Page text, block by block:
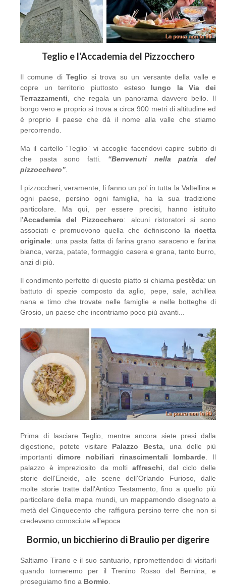
Teglio e l'Accademia del Pizzocchero
Il comune diTeglio si trova su un versante della valle e
copre un territorio piuttosto esteso lungo la Via dei
Terrazzamenti, che regala un panorama davvero bello. Il
borgo vero e proprio si trova a circa 900 metri di altitudine ed
è proprio il paese che dà il nome alla valle che stiamo
percorrendo.
Ma il cartello “Teglio” vi accoglie facendovi capire subito di
che pasta sono fatti. “Benvenuti nella patria del
pizzocchero”.
I pizzoccheri, veramente, li fanno un po' in tutta la Valtellina e
ogni paese, persino ogni famiglia, ha la sua tradizione
particolare. Ma qui, per essere precisi, hanno istituito
l'Accademia del Pizzocchero: alcuni ristoratori si sono
associati e promuovono quella che definisconola ricetta
originale: una pasta fatta di farina grano saraceno e farina
bianca, verza, patate, formaggio casera e grana, tanto burro,
anzi di più.
Il condimento perfetto di questo piatto si chiama pestèda: un
battuto di spezie composto da aglio, pepe, sale, achillea
nana e timo che trovate nelle famiglie e nelle botteghe di
Grosio, un paese che incontriamo poco più avanti...
Prima di lasciare Teglio, mentre ancora siete presi dalla
digestione, potete visitare Palazzo Besta, una delle più
importanti dimore nobiliari rinascimentali lombarde. Il
palazzo è impreziosito da molti affreschi , dal ciclo delle
storie dell'Eneide, alle scene dell'Orlando Furioso, dalle
molte storie tratte dall'Antico Testamento, fino a quello più
particolare della mapa mundi, un mappamondo disegnato a
metà del Cinquecento che raffigura persino terre che non si
credevano conosciute all'epoca.
Bormio, un bicchierino di Braulio per digerire
Saltiamo Tirano e il suo santuario, ripromettendoci di visitarli
quando torneremo per il Trenino Rosso del Bernina, e
proseguiamo fino a Bormio